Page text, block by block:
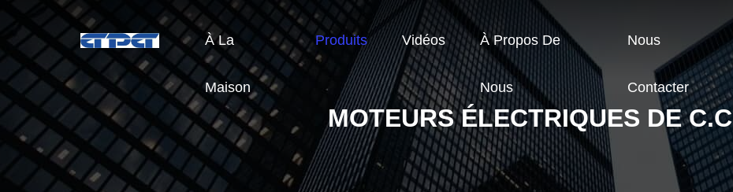
À La
Maison
Produits Vidéos À Propos De
Nous
Nous
Contacter
MOTEURS ÉLECTRIQUES DE C.C